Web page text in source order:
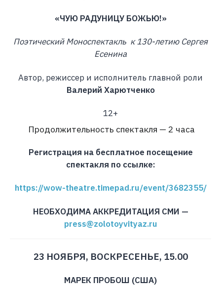
«ЧУЮ РАДУНИЦУ БОЖЬЮ!»
Поэтический Моноспектакль к 130-летию Сергея
Есенина
Автор, режиссер и исполнитель главной роли
Валерий Харютченко
12+
Продолжительность спектакля — 2 часа
Регистрация на бесплатное посещение
спектакля по ссылке:
https://wow-theatre.timepad.ru/event/3682355/
НЕОБХОДИМА АККРЕДИТАЦИЯ СМИ —
press@zolotoyvityaz.ru
23 НОЯБРЯ, ВОСКРЕСЕНЬЕ, 15.00
МАРЕК ПРОБОШ (США)